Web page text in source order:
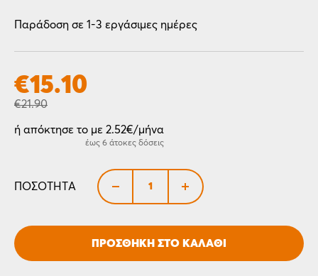
Παράδοση σε 1-3 εργάσιμες ημέρες
€21.90
€15.10
ή απόκτησε το με 2.52€/μήνα
έως 6 άτοκες δόσεις
ΠΟΣΌΤΗΤΑ
+
ΠΡΟΣΘΉΚΗ ΣΤΟ ΚΑΛΆΘΙ